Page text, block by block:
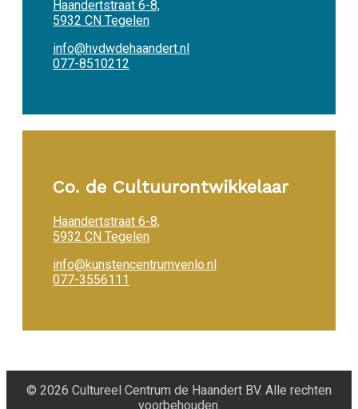
Haandertstraat 6-8,
5932 CN Tegelen
info@hvdwdehaandert.nl
077-8510212
Co. de Cultuurontwikkelaar
Haandertstraat 6-8,
5932 CN Tegelen
info@kunstencentrumvenlo.nl
077-3556111
© 2026 Cultureel Centrum de Haandert BV. Alle rechten
voorbehouden.